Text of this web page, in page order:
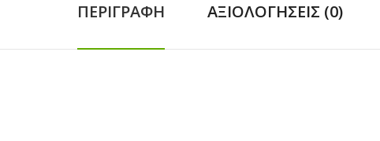
ΠΕΡΙΓΡΑΦΉ ΑΞΙΟΛΟΓΉΣΕΙΣ (0)